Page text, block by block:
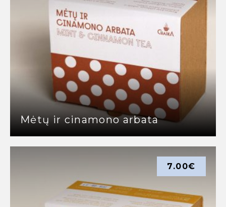
Mėtų ir cinamono arbata
7.00€